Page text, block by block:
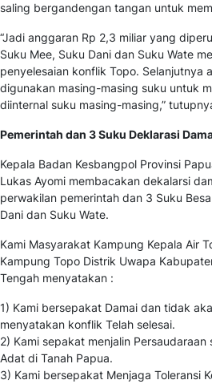
saling bergandengan tangan untuk
“Jadi anggaran Rp 2,3 miliar yang
Suku Mee, Suku Dani dan Suku Wate
penyelesaian konflik Topo. Selanjutnya
digunakan masing-masing suku untuk
diinternal suku masing-masing,”
Pemerintah dan 3 Suku Deklarasi
Kepala Badan Kesbangpol Provinsi
Lukas Ayomi membacakan dekalarsi
perwakilan pemerintah dan 3 Suku
Dani dan Suku Wate.
Kami Masyarakat Kampung Kepala Air
Kampung Topo Distrik Uwapa
Tengah menyatakan :
1) Kami bersepakat Damai dan tidak
menyatakan konflik Telah selesai.
2) Kami sepakat menjalin
Adat di Tanah Papua.
3) Kami bersepakat Menjaga Toleransi